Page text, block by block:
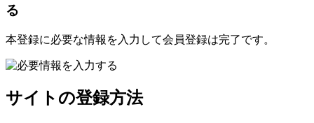
る
本登録に必要な情報を入力して会員登録は完了です。
サイトの登録方法